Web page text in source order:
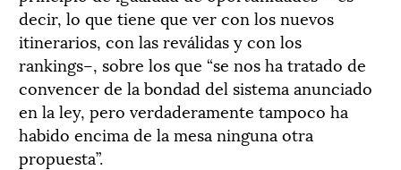
decir, lo que tiene que ver con los nuevos
itinerarios, con las reválidas y con los
rankings–, sobre los que “se nos ha tratado de
convencer de la bondad del sistema anunciado
en la ley, pero verdaderamente tampoco ha
habido encima de la mesa ninguna otra
propuesta”.